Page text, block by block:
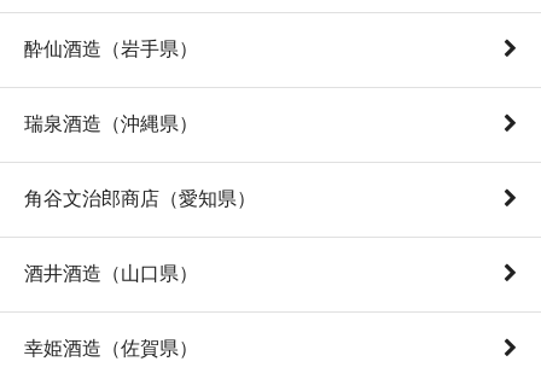
酔仙酒造（岩手県）
瑞泉酒造（沖縄県）
角谷文治郎商店（愛知県）
酒井酒造（山口県）
幸姫酒造（佐賀県）